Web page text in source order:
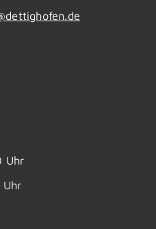
Uhr